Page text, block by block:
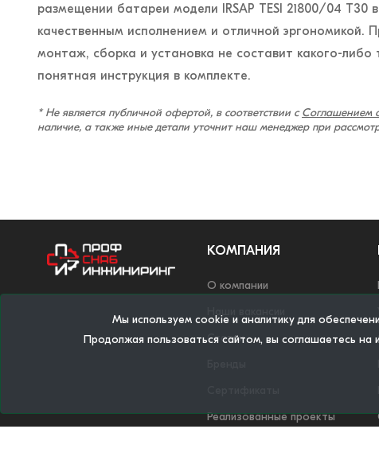
размещении батареи модели IRSAP TESI 21800/04 T30
качественным исполнением и отличной эргономикой.
монтаж, сборка и установка не составит какого-либо
понятная инструкция в комплекте.
* Не является публичной офертой, в соответствии с Соглашением
наличие, а также иные детали уточнит наш менеджер при
Мы используем cookie и аналитику для
Продолжая пользоваться сайтом, вы соглашаетесь на
КОМПАНИЯ
О компании
Наши вакансии
Статьи
Реализованные проекты